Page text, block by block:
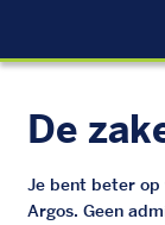
De
Je bent beter
Argos. Geen